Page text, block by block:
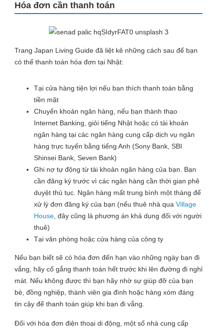
Hóa đơn cần thanh toán
Trang Japan Living Guide đã liệt kê những cách sau để bạn
có thể thanh toán hóa đơn tại Nhật:
Tại cửa hàng tiện lợi nếu bạn thích thanh toán bằng
tiền mặt
Chuyển khoản ngân hàng, nếu bạn thành thạo
Internet Banking, giỏi tiếng Nhật hoặc có tài khoản
ngân hàng tại các ngân hàng cung cấp dịch vụ ngân
hàng trực tuyến bằng tiếng Anh (Sony Bank, SBI
Shinsei Bank, Seven Bank)
Ghi nợ tự động từ tài khoản ngân hàng của bạn. Bạn
cần đăng ký trước vì các ngân hàng cần thời gian phê
duyệt thủ tục. Ngân hàng mất trung bình một tháng để
xử lý đơn đăng ký của bạn (nếu thuê nhà qua Village
House , đây cũng là phương án khả dụng đối với người
thuê)
Tại văn phòng hoặc cửa hàng của công ty
Nếu bạn biết sẽ có hóa đơn đến hạn vào những ngày bạn đi
vắng, hãy cố gắng thanh toán hết trước khi lên đường đi nghỉ
mát. Nếu không được thì bạn hãy nhờ sự giúp đỡ của bạn
bè, đồng nghiệp, thành viên gia đình hoặc hàng xóm đáng
tin cậy để thanh toán giúp khi bạn đi vắng.
Đối với hóa đơn điện thoại di động, một số nhà cung cấp